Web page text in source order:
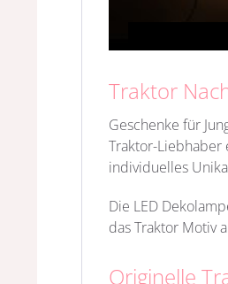
Traktor
Geschenke für
Traktor-Liebhaber
individuelles
Die LED
das Traktor Motiv
Originelle